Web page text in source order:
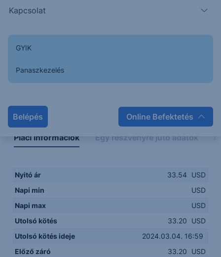
Kapcsolat
GYIK
Panaszkezelés
Belépés Online Befektetés
Napon belüli Historikus
Piaci információk Egy részvényre jutó adatok
Nyitó ár 33.54
USD
Napi min
USD
Napi max
USD
Utolsó kötés
33.20
USD
Utolsó kötés ideje
2024.03.04. 16:59
Előző záró
33.20
USD